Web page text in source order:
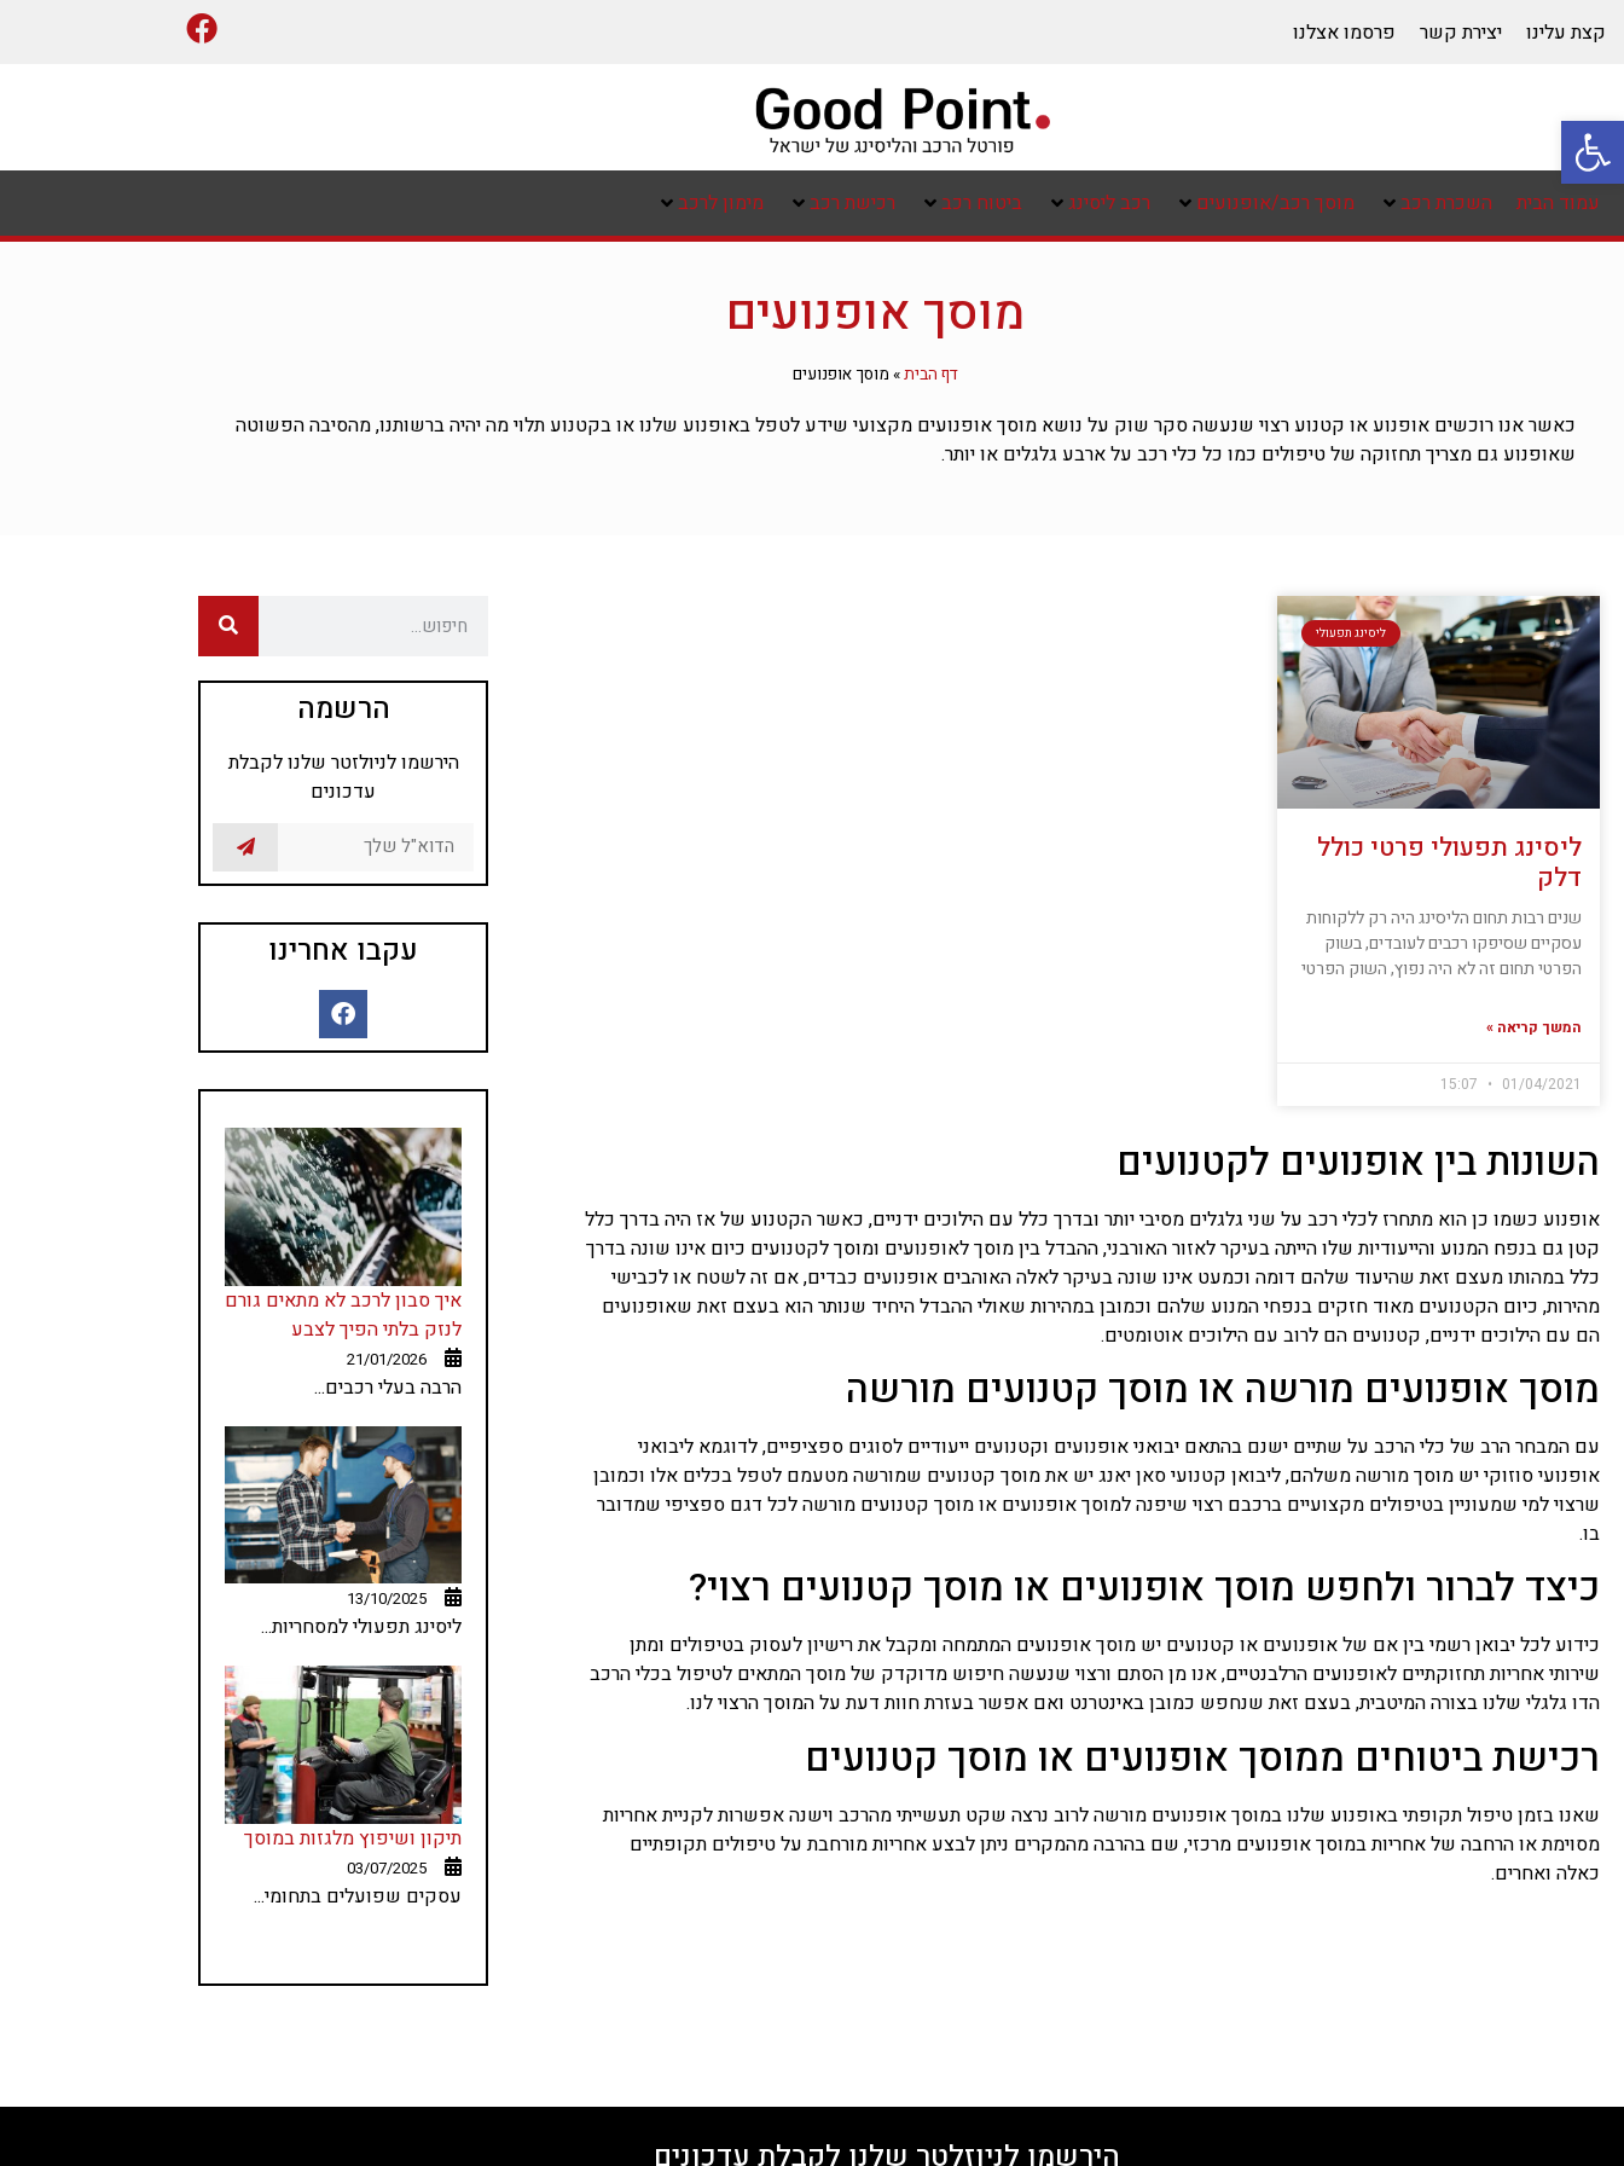
פתח סרגל נגישות
קצת עלינו יצירת קשר פרסמו אצלנו
עמוד הבית השכרת רכב מוסך רכב/אופנועים רכב ליסינג ביטוח רכב רכישת רכב מימון לרכב
מוסך אופנועים
דף הבית» מוסך אופנועים
כאשר אנו רוכשים אופנוע או קטנוע רצוי שנעשה סקר שוק על נושא מוסך אופנועים מקצועי שידע לטפל באופנוע שלנו או בקטנוע תלוי מה יהיה ברשותנו, מהסיבה הפשוטה
שאופנוע גם מצריך תחזוקה של טיפולים כמו כל כלי רכב על ארבע גלגלים או יותר.
ליסינג תפעולי
ליסינג תפעולי פרטי כולל
דלק
שנים רבות תחום הליסינג היה רק ללקוחות
עסקיים שסיפקו רכבים לעובדים, בשוק
הפרטי תחום זה לא היה נפוץ, השוק הפרטי
המשך קריאה »
01/04/2021
השונות בין אופנועים לקטנועים
אופנוע כשמו כן הוא מתחרז לכלי רכב על שני גלגלים מסיבי יותר ובדרך כלל עם הילוכים ידניים, כאשר הקטנוע של אז היה בדרך כלל
קטן גם בנפח המנוע והייעודיות שלו הייתה בעיקר לאזור האורבני, ההבדל בין מוסך לאופנועים ומוסך לקטנועים כיום אינו שונה בדרך
כלל במהותו מעצם זאת שהיעוד שלהם דומה וכמעט אינו שונה בעיקר לאלה האוהבים אופנועים כבדים, אם זה לשטח או לכבישי
מהירות, כיום הקטנועים מאוד חזקים בנפחי המנוע שלהם וכמובן במהירות שאולי ההבדל היחיד שנותר הוא בעצם זאת שאופנועים
הם עם הילוכים ידניים, קטנועים הם לרוב עם הילוכים אוטומטים.
מוסך אופנועים מורשה או מוסך קטנועים מורשה
עם המבחר הרב של כלי הרכב על שתיים ישנם בהתאם יבואני אופנועים וקטנועים ייעודיים לסוגים ספציפיים, לדוגמא ליבואני
אופנועי סוזוקי יש מוסך מורשה משלהם, ליבואן קטנועי סאן יאנג יש את מוסך קטנועים שמורשה מטעמם לטפל בכלים אלו וכמובן
שרצוי למי שמעוניין בטיפולים מקצועיים ברכבם רצוי שיפנה למוסך אופנועים או מוסך קטנועים מורשה לכל דגם ספציפי שמדובר
בו.
כיצד לברור ולחפש מוסך אופנועים או מוסך קטנועים רצוי?
כידוע לכל יבואן רשמי בין אם של אופנועים או קטנועים יש מוסך אופנועים המתמחה ומקבל את רישיון לעסוק בטיפולים ומתן
שירותי אחריות תחזוקתיים לאופנועים הרלבנטיים, אנו מן הסתם ורצוי שנעשה חיפוש מדוקדק של מוסך המתאים לטיפול בכלי הרכב
הדו גלגלי שלנו בצורה המיטבית, בעצם זאת שנחפש כמובן באינטרנט ואם אפשר בעזרת חוות דעת על המוסך הרצוי לנו.
רכישת ביטוחים ממוסך אופנועים או מוסך קטנועים
שאנו בזמן טיפול תקופתי באופנוע שלנו במוסך אופנועים מורשה לרוב נרצה שקט תעשייתי מהרכב וישנה אפשרות לקניית אחריות
מסוימת או הרחבה של אחריות במוסך אופנועים מרכזי, שם בהרבה מהמקרים ניתן לבצע אחריות מורחבת על טיפולים תקופתיים
כאלה ואחרים.
הרשמה
הירשמו לניולזטר שלנו לקבלת
עדכונים
עקבו אחרינו
איך סבון לרכב לא מתאים גורם
לנזק בלתי הפיך לצבע
21/01/2026
הרבה בעלי רכבים...
13/10/2025
ליסינג תפעולי למסחריות...
תיקון ושיפוץ מלגזות במוסך
03/07/2025
עסקים שפועלים בתחומי...
הירשמו לניוזלטר שלנו לקבלת עדכונים